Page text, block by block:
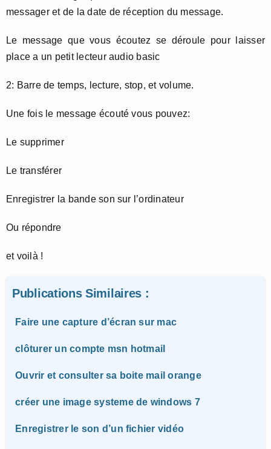
messager et de la date de réception du message.
Le message que vous écoutez se déroule pour laisser
place a un petit lecteur audio basic
2: Barre de temps, lecture, stop, et volume.
Une fois le message écouté vous pouvez:
Le supprimer
Le transférer
Enregistrer la bande son sur l’ordinateur
Ou répondre
et voilà !
Publications Similaires :
Faire une capture d’écran sur mac
clôturer un compte msn hotmail
Ouvrir et consulter sa boite mail orange
créer une image systeme de windows 7
Enregistrer le son d’un fichier vidéo